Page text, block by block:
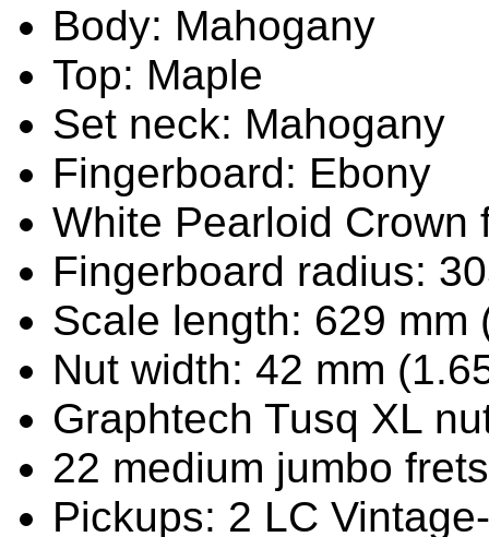
Body: Mahogany
Top: Maple
Set neck: Mahogany
Fingerboard: Ebony
White Pearloid Crown
Fingerboard radius:
Scale length: 629 mm
Nut width: 42 mm
Graphtech Tusq XL
22 medium jumbo frets
Pickups: 2 LC